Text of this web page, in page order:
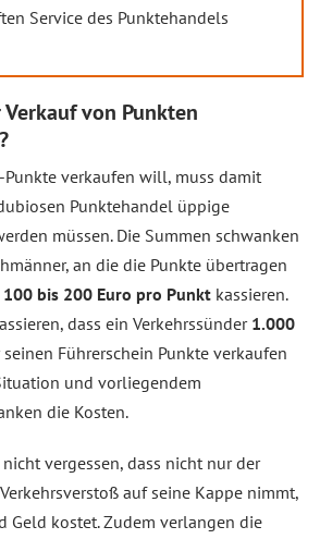
Service des Punktehandels
von Punkten
Punkte verkaufen will, muss damit
Punktehandel üppige
müssen. Die Summen schwanken
an die die Punkte übertragen
100 bis 200 Euro pro Punkt kassieren.
dass ein Verkehrssünder 1.000
Führerschein Punkte verkaufen
und vorliegendem
die Kosten.
vergessen, dass nicht nur der
auf seine Kappe nimmt,
Geld kostet. Zudem verlangen die